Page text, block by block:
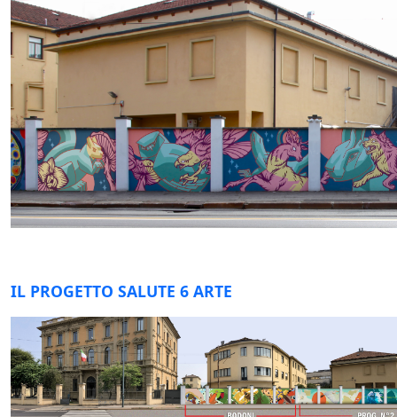
IL PROGETTO SALUTE 6 ARTE